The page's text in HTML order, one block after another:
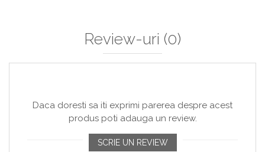
Review-uri (0)
Daca doresti sa iti exprimi parerea despre acest
produs poti adauga un review.
SCRIE UN REVIEW